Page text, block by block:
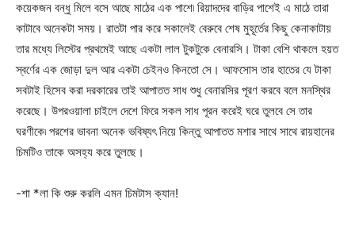
কয়েকজন বন্ধু মিলে বসে আছে মাঠের এক পাশে৷ রিয়াদদের বাড়ির পাশেই এ মাঠে তারা
কাটাবে অনেকটা সময়। রাতটা পার করে সকালেই বেরুবে শেষ মুহূর্তের কিছু কেনাকাটায়
তার মধ্যে লিস্টের প্রথমেই আছে একটা লাল টুকটুকে বেনারসি। টাকা বেশি থাকলে হয়ত
স্বর্ণের এক জোড়া দুল আর একটা চেইনও কিনতো সে। আফসোস তার হাতের যে টাকা
সবটাই হিসেব করা দরকারের তাই আপাতত সাধ শুধু বেনারসির পূরণ করবে বলে মনস্থির
করেছে। উপরওয়ালা চাইলে দেশে ফিরে সকল সাধ পূরন করেই ঘরে তুলবে সে তার
ঘরণীকে৷ পরশের ভাবনা অনেক ভবিষ্যৎ নিয়ে কিন্তু আপাতত মশার সাথে সাথে রায়হানের
চিমটিও তাকে অসহ্য করে তুলছে।
-শা *লা কি শুরু করলি এমন চিমটাস ক্যান!